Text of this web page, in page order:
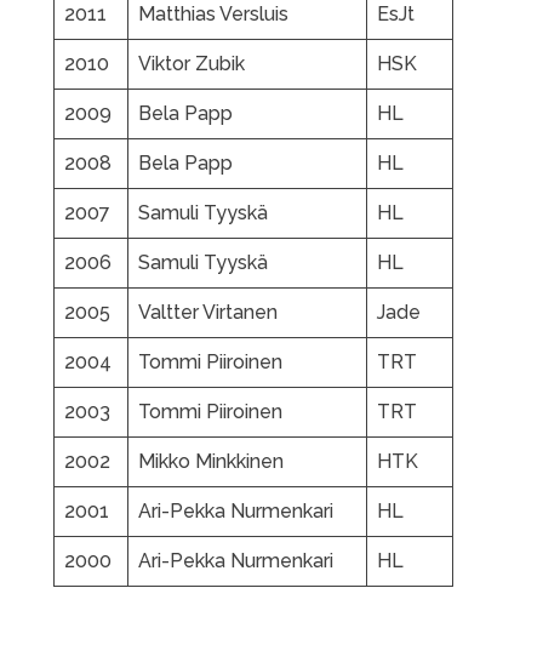
2011 Matthias Versluis EsJt
2010 Viktor Zubik HSK
2009 Bela Papp HL
2008 Bela Papp HL
2007 Samuli Tyyskä HL
2006 Samuli Tyyskä HL
2005 Valtter Virtanen Jade
2004 Tommi Piiroinen TRT
2003 Tommi Piiroinen TRT
2002 Mikko Minkkinen HTK
2001 Ari-Pekka Nurmenkari HL
2000 Ari-Pekka Nurmenkari HL